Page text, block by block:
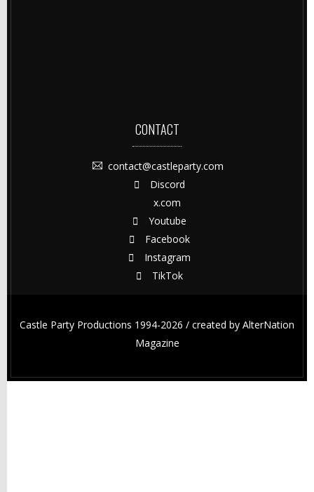
CONTACT
contact@castleparty.com
Discord
x.com
Youtube
Facebook
Instagram
TikTok
Castle Party Productions 1994-2026 / created by AlterNation
Magazine